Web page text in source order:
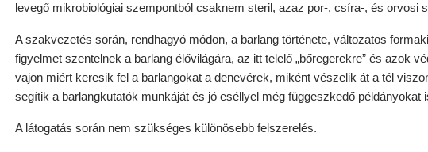
levegő mikrobiológiai szempontból csaknem steril, azaz por-, csíra-, és orvosi
A szakvezetés során, rendhagyó módon, a barlang története, változatos
figyelmet szentelnek a barlang élővilágára, az itt telelő „bőregerekre” és azok
vajon miért keresik fel a barlangokat a denevérek, miként vészelik át a tél
segítik a barlangkutatók munkáját és jó eséllyel még függeszkedő példányokat
A látogatás során nem szükséges különösebb felszerelés.